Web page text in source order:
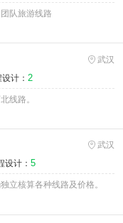
队旅游线路
武汉
计： 2
线路。
武汉
设计： 5
立核算各种线路及价格。